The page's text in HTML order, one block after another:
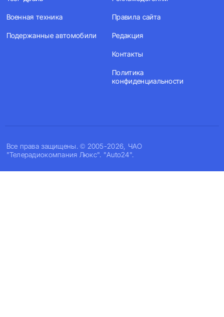
Все права защищены. © 2005-2026, ЧАО
"Телерадиокомпания Люкс". "Auto24".
Военная техника
Подержанные автомобили
Правила сайта
Редакция
Контакты
Политика
конфиденциальности